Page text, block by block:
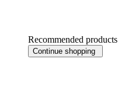
Recommended products
Continue shopping